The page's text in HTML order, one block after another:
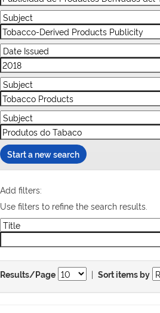
Start a new search
Add filters:
Use filters to refine the search results.
Results/Page | Sort items by